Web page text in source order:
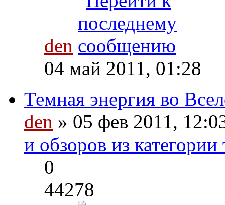
den
04 май 2011, 01:28
Темная энергия во
den » 05 фев 2011,
и обзоров из
0
44278